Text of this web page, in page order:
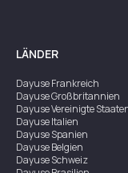
LÄNDER
DayuseFrankreich
DayuseGroßbritannien
DayuseVereinigte
DayuseItalien
DayuseSpanien
DayuseBelgien
DayuseSchweiz